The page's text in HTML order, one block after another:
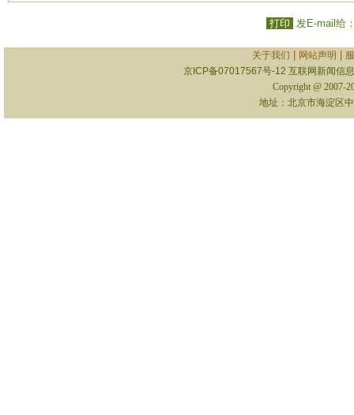
打印 发E-mail给
关于我们 网站声明
京ICP备07017567号-12 互联网新闻信
Copyright @ 2007-
地址：北京市海淀区